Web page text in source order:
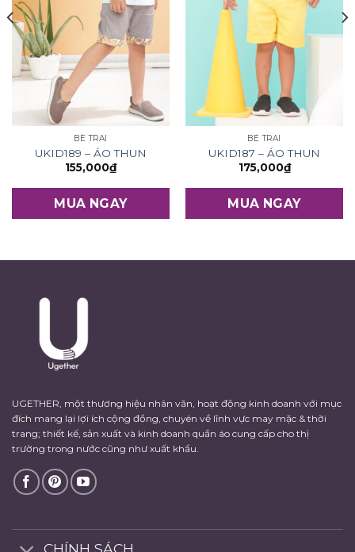
BÉ TRAI
UKID189 – ÁO THUN
155,000₫
MUA NGAY
BÉ TRAI
UKID187 – ÁO THUN
175,000₫
MUA NGAY
UGETHER, một thương hiệu nhân văn, hoạt động kinh doanh với mục
đích mang lại lợi ích cộng đồng, chuyên về lĩnh vực may mặc & thời
trang; thiết kế, sản xuất và kinh doanh quần áo cung cấp cho thị
trường trong nước cũng như xuất khẩu.